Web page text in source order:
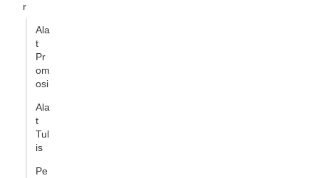
r
Ala
t
Pr
om
osi
Ala
t
Tul
is
Pe